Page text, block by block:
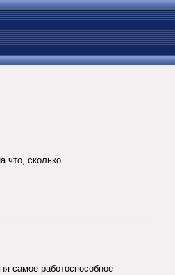
что, сколько
самое работоспособное